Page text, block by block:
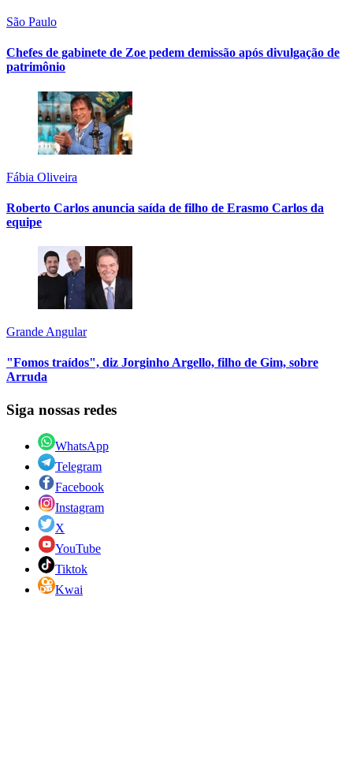
São Paulo
Chefes de gabinete de Zoe pedem demissão após divulgação de
patrimônio
Fábia Oliveira
Roberto Carlos anuncia saída de filho de Erasmo Carlos da
equipe
Grande Angular
"Fomos traídos", diz Jorginho Argello, filho de Gim, sobre
Arruda
Siga nossas redes
WhatsApp
Telegram
Facebook
Instagram
X
YouTube
Tiktok
Kwai